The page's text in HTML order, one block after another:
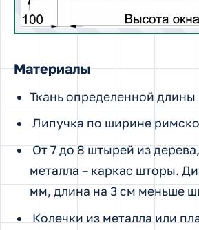
Материалы
Ткань определенной
Липучка по ширине
От 7 до 8 штырей из
металла – каркас шторы.
мм, длина на 3 см меньше
Колечки из металла или